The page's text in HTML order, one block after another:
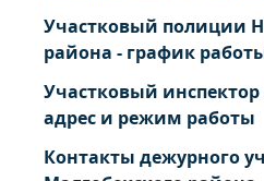
Участковый полиции
района - график
Участковый
адрес и режим работы
Контакты дежурного